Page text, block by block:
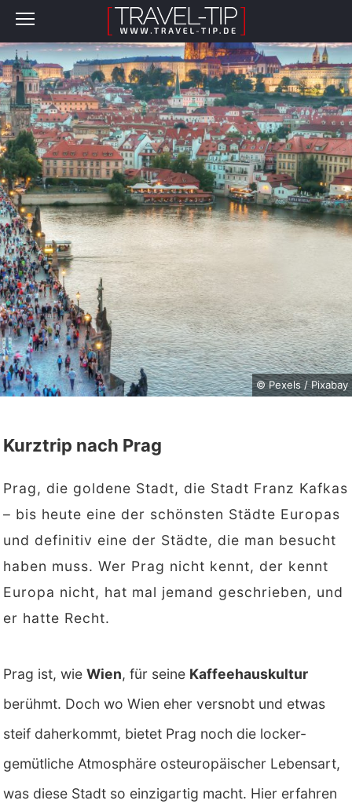
© Pexels / Pixabay
Kurztrip nach Prag
Prag, die goldene Stadt, die Stadt Franz Kafkas
– bis heute eine der schönsten Städte Europas
und definitiv eine der Städte, die man besucht
haben muss. Wer Prag nicht kennt, der kennt
Europa nicht, hat mal jemand geschrieben, und
er hatte Recht.
Prag ist, wieWien, für seine Kaffeehauskultur
berühmt. Doch wo Wien eher versnobt und etwas
steif daherkommt, bietet Prag noch die locker-
gemütliche Atmosphäre osteuropäischer Lebensart,
was diese Stadt so einzigartig macht. Hier erfahren